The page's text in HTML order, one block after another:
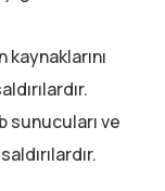
kaynaklarını
sunucuları ve